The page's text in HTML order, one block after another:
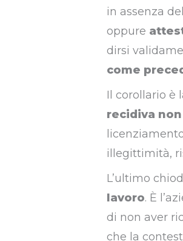
in assenza
oppure
dirsi
come
Il corollario è
recidiva
illegittimità,
L’ultimo
lavoro. È
di non aver
che la